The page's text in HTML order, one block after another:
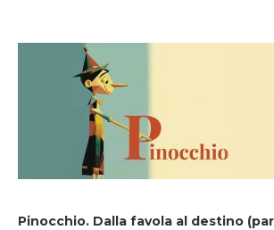
Pinocchio. Dalla favola al destino